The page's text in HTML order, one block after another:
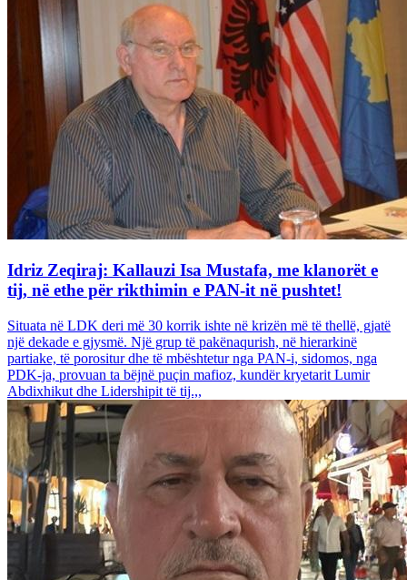
Idriz Zeqiraj: Kallauzi Isa Mustafa, me klanorët e
tij, në ethe për rikthimin e PAN-it në pushtet!
Situata në LDK deri më 30 korrik ishte në krizën më të thellë, gjatë
një dekade e gjysmë. Një grup të pakënaqurish, në hierarkinë
partiake, të porositur dhe të mbështetur nga PAN-i, sidomos, nga
PDK-ja, provuan ta bëjnë puçin mafioz, kundër kryetarit Lumir
Abdixhikut dhe Lidershipit të tij.,,